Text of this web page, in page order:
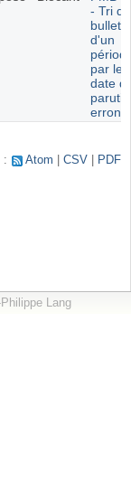
- Tri
d'un
par
date
erroné
:
Atom CSV PDF
Lang